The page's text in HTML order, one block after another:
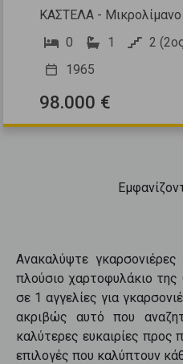
ΚΑΣΤΕΛΑ - Μικρολίμανο
0
1 2
1965
98.000 €
Ανακαλύψτε γκαρσονιέρες
πλούσιο χαρτοφυλάκιο της
σε 1 αγγελίες για
ακριβώς αυτό που
καλύτερες ευκαιρίες προς
επιλογές που καλύπτουν